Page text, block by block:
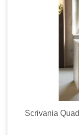
Scrivania